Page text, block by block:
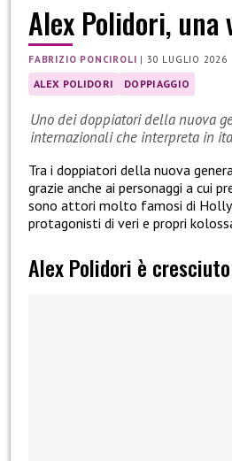
Alex Polidori, una
FABRIZIO PONCIROLI | 30 LUGLIO 2026
ALEX POLIDORI DOPPIAGGIO
Uno dei doppiatori della nuova
internazionali che interpreta in
Tra i doppiatori della nuova
grazie anche ai personaggi a cui
sono attori molto famosi di
protagonisti di veri e propri
Alex Polidori è